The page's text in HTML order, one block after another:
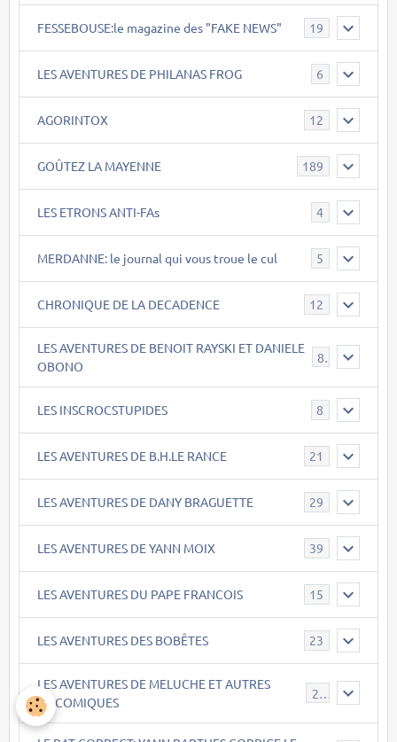
FESSEBOUSE:le magazine des "FAKE NEWS" 19
LES AVENTURES DE PHILANAS FROG 6
AGORINTOX 12
GOÛTEZ LA MAYENNE 189
LES ETRONS ANTI-FAs 4
MERDANNE: le journal qui vous troue le cul 5
CHRONIQUE DE LA DECADENCE 12
LES AVENTURES DE BENOIT RAYSKI ET DANIELE
OBONO
8
LES INSCROCSTUPIDES 8
LES AVENTURES DE B.H.LE RANCE 21
LES AVENTURES DE DANY BRAGUETTE 29
LES AVENTURES DE YANN MOIX 39
LES AVENTURES DU PAPE FRANCOIS 15
LES AVENTURES DES BOBÊTES 23
LES AVENTURES DE MELUCHE ET AUTRES
COCOMIQUES
22